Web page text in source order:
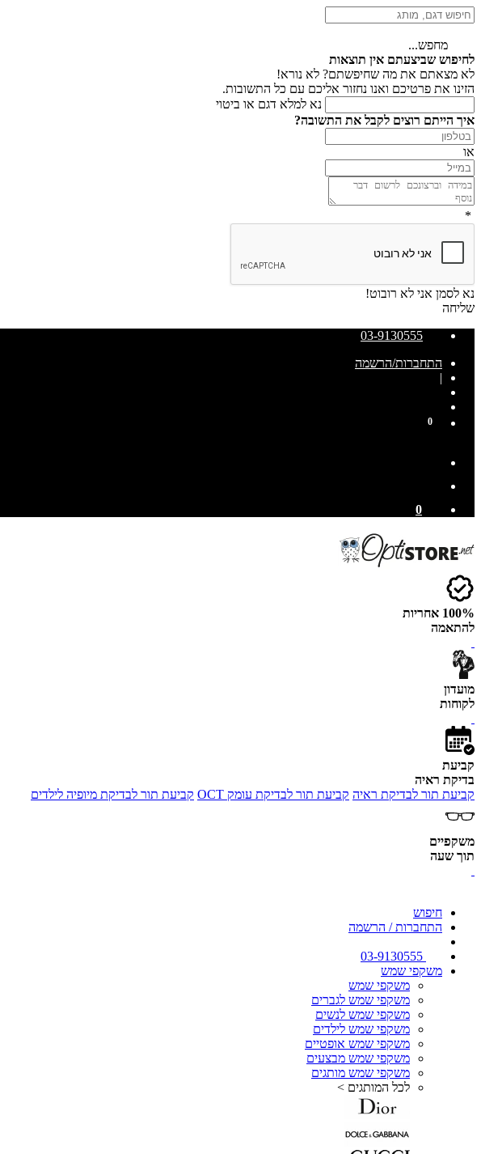
מחפש...
לחיפוש שביצעתם אין תוצאות
לא מצאתם את מה שחיפשתם? לא נורא!
הזינו את פרטיכם ואנו נחזור אליכם עם כל התשובות.
נא למלא דגם או ביטוי
איך הייתם רוצים לקבל את התשובה?
או
*
נא לסמן אני לא רובוט!
שליחה
03-9130555
התחברות/הרשמה
|
0
0
100% אחריות
להתאמה
מועדון
לקוחות
קביעת
בדיקת ראיה
קביעת תור לבדיקת ראיה קביעת תור לבדיקת עומק OCT קביעת תור לבדיקת מיופיה לילדים
משקפיים
תוך שעה
חיפוש
התחברות / הרשמה
משקפי שמש
משקפי שמש
משקפי שמש לגברים
משקפי שמש לנשים
משקפי שמש לילדים
משקפי שמש אופטיים
משקפי שמש מבצעים
משקפי שמש מותגים
לכל המותגים >